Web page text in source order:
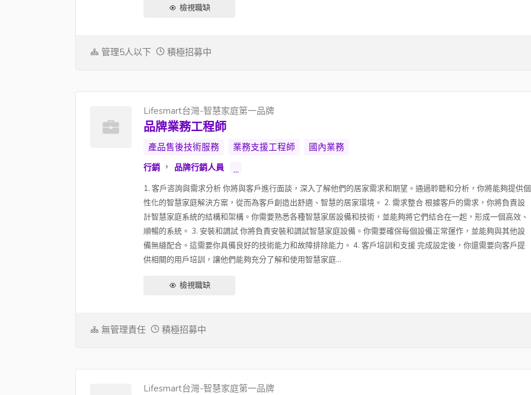
檢視職缺
管理5人以下 積極招募中
Lifesmart台灣-智慧家庭第一品牌
品牌業務工程師
產品售後技術服務 業務支援工程師 國內業務
行銷 品牌行銷人員 ...
1. 客戶咨詢與需求分析 你將與客戶進行面談，深入了解他們的居家需求和期望。通過聆聽和分析，你將能夠提供個
性化的智慧家庭解決方案，從而為客戶創造出舒適、智慧的居家環境。 2. 需求整合 根據客戶的需求，你將負責設
計智慧家庭系統的結構和架構。你需要熟悉各種智慧家居設備和技術，並能夠將它們結合在一起，形成一個高效、
順暢的系統。 3. 安裝和調試 你將負責安裝和調試智慧家庭設備。你需要確保每個設備正常運作，並能夠與其他設
備無縫配合。這需要你具備良好的技術能力和故障排除能力。 4. 客戶培訓和支援 完成設定後，你還需要向客戶提
供相關的用戶培訓，讓他們能夠充分了解和使用智慧家庭...
檢視職缺
無管理責任 積極招募中
Lifesmart台灣-智慧家庭第一品牌